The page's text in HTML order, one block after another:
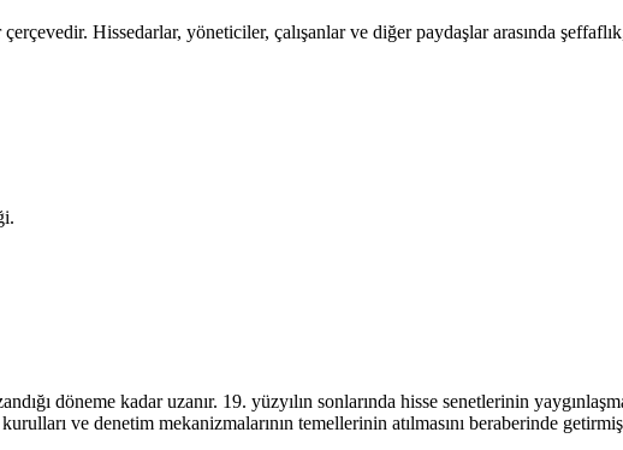
Hissedarlar, yöneticiler, çalışanlar ve diğer paydaşlar arasında
döneme kadar uzanır. 19. yüzyılın sonlarında hisse senetlerinin
ve denetim mekanizmalarının temellerinin atılmasını beraberinde